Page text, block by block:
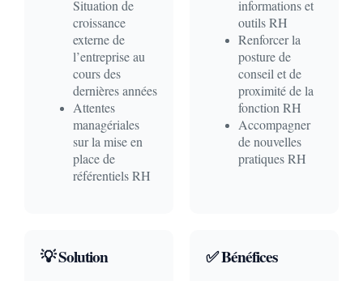
Situation de
croissance
externe de
l’entreprise au
cours des
dernières années
Attentes
managériales
sur la mise en
place de
référentiels RH
informations et
outils RH
Renforcer la
posture de
conseil et de
proximité de la
fonction RH
Accompagner
de nouvelles
pratiques RH
💡 Solution ✅ Bénéfices